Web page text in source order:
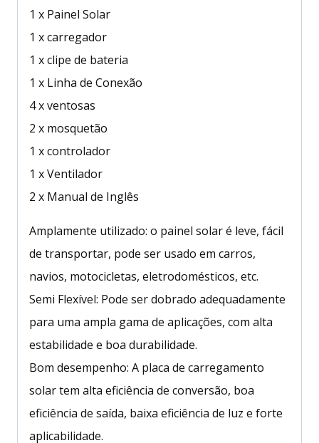
1 x Painel Solar
1 x carregador
1 x clipe de bateria
1 x Linha de Conexão
4 x ventosas
2 x mosquetão
1 x controlador
1 x Ventilador
2 x Manual de Inglês
Amplamente utilizado: o painel solar é leve, fácil
de transportar, pode ser usado em carros,
navios, motocicletas, eletrodomésticos, etc.
Semi Flexível: Pode ser dobrado adequadamente
para uma ampla gama de aplicações, com alta
estabilidade e boa durabilidade.
Bom desempenho: A placa de carregamento
solar tem alta eficiência de conversão, boa
eficiência de saída, baixa eficiência de luz e forte
aplicabilidade.